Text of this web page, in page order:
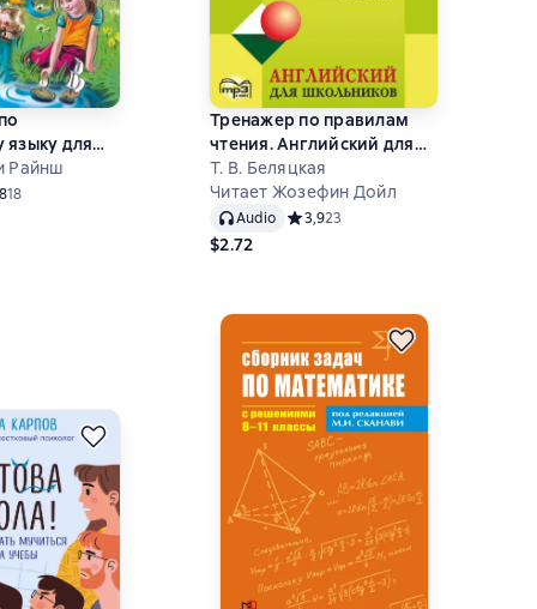
языку для
Райнш
рейтинг 3,8 на основе 18 оценок
18
Тренажер по правилам
чтения. Английский для
школьников
Т. В. Беляцкая
Читает Жозефин Дойл
Audio Средний рейтинг 3,9 на основе 23
3,923
$2.72